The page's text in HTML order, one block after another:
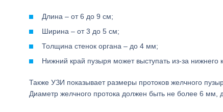
Длина – от 6 до 9 см;
Ширина – от 3 до 5 см;
Толщина стенок органа – до 4 мм;
Нижний край пузыря может выступать из-за нижнего
Также УЗИ показывает размеры протоков желчного
Диаметр желчного протока должен быть не более 6 мм,